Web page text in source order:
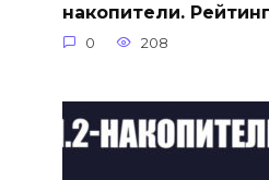
накопители.
0 208